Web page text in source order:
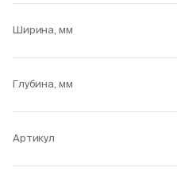
Ширина, мм
Глубина, мм
Артикул